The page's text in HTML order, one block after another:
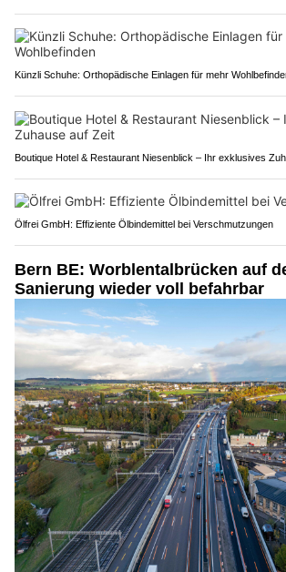
Künzli Schuhe: Orthopädische Einlagen für mehr
Boutique Hotel & Restaurant Niesenblick – Ihr exklusives
Ölfrei GmbH: Effiziente Ölbindemittel bei Verschmutzungen
Bern BE: Worblentalbrücken auf
Sanierung wieder voll befahrbar